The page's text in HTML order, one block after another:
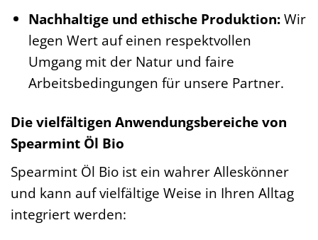
Nachhaltige und ethische Produktion:Wir
legen Wert auf einen respektvollen
Umgang mit der Natur und faire
Arbeitsbedingungen für unsere Partner.
Die vielfältigen Anwendungsbereiche von
Spearmint Öl Bio
Spearmint Öl Bio ist ein wahrer Alleskönner
und kann auf vielfältige Weise in Ihren Alltag
integriert werden: